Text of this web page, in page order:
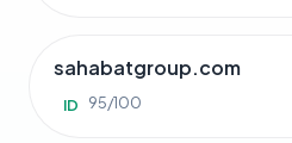
sahabatgroup.com
ID 95/100